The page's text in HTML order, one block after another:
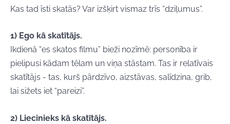
Kas tad īsti skatās? Var izšķirt vismaz trīs “dziļumus”.
1) Ego kā skatītājs.
Ikdienā “es skatos filmu” bieži nozīmē: personība ir
pielipusi kādam tēlam un viņa stāstam. Tas ir relatīvais
skatītājs - tas, kurš pārdzīvo, aizstāvas, salīdzina, grib,
lai sižets iet “pareizi”.
2) Liecinieks kā skatītājs.